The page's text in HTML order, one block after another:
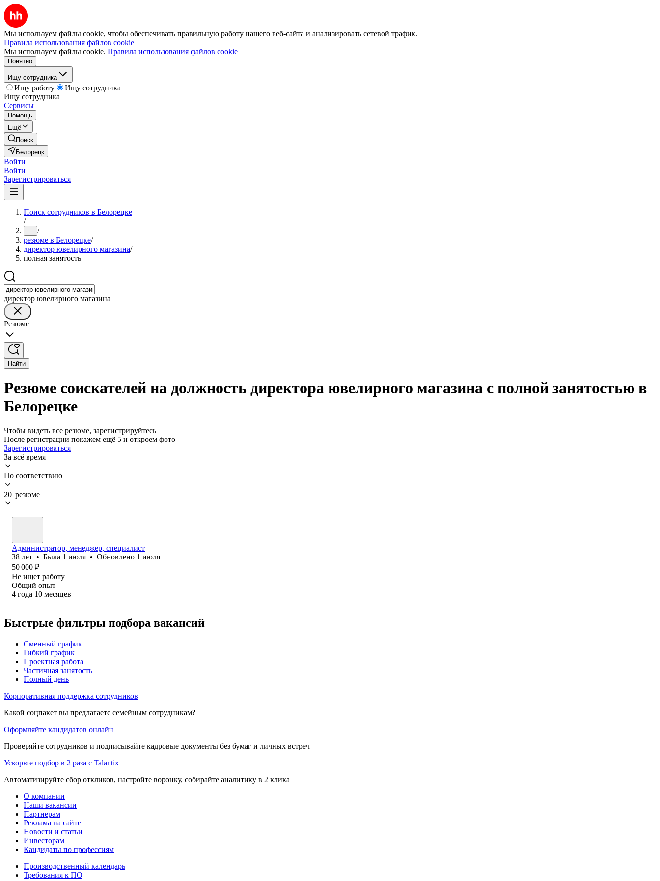
Мы используем файлы cookie, чтобы обеспечивать правильную работу нашего веб-сайта и анализировать сетевой трафик.
Правила использования файлов cookie
Мы используем файлы cookie. Правила использования файлов cookie
Понятно
Ищу сотрудника
Ищу работу
Ищу сотрудника
Ищу сотрудника
Сервисы
Помощь
Ещё
Поиск
Белорецк
Войти
Войти
Зарегистрироваться
Поиск сотрудников в Белорецке
/
... /
резюме в Белорецке/
директор ювелирного магазина/
полная занятость
директор ювелирного магазина
Резюме
Найти
Резюме соискателей на должность директора ювелирного магазина с полной занятостью в
Белорецке
Чтобы видеть все резюме, зарегистрируйтесь
После регистрации покажем ещё 5 и откроем фото
Зарегистрироваться
За всё время
По соответствию
20 резюме
Администратор, менеджер, специалист
38 лет • Была 1 июля • Обновлено 1 июля
50 000 ₽
Не ищет работу
Общий опыт
4 года 10 месяцев
Быстрые фильтры подбора вакансий
Сменный график
Гибкий график
Проектная работа
Частичная занятость
Полный день
Корпоративная поддержка сотрудников
Какой соцпакет вы предлагаете семейным сотрудникам?
Оформляйте кандидатов онлайн
Проверяйте сотрудников и подписывайте кадровые документы без бумаг и личных встреч
Ускорьте подбор в 2 раза с Talantix
Автоматизируйте сбор откликов, настройте воронку, собирайте аналитику в 2 клика
О компании
Наши вакансии
Партнерам
Реклама на сайте
Новости и статьи
Инвесторам
Кандидаты по профессиям
Производственный календарь
Требования к ПО